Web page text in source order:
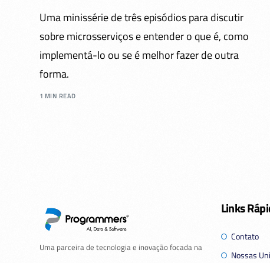
Uma minissérie de três episódios para discutir
sobre microsserviços e entender o que é, como
implementá-lo ou se é melhor fazer de outra
forma.
1 MIN READ
Uma parceira de tecnologia e inovação focada na
Links
Contato
Nossas